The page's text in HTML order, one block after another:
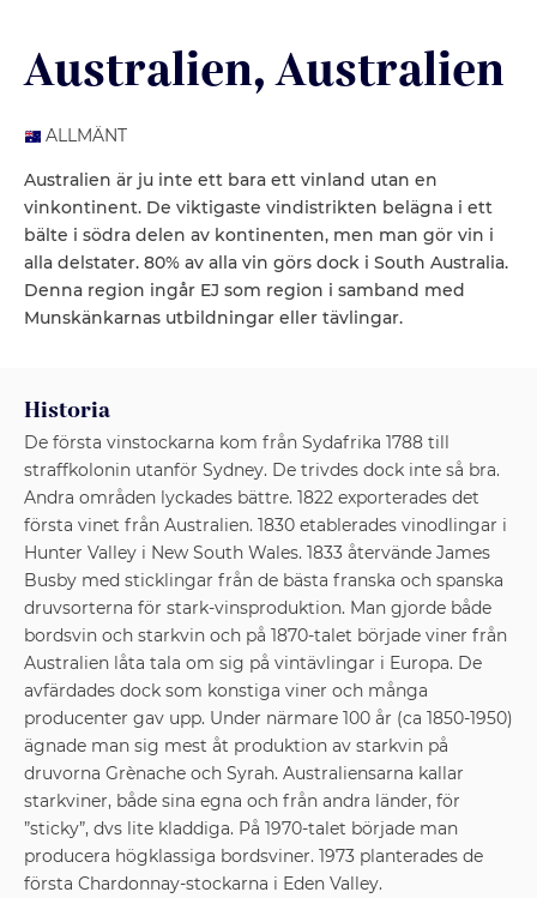
Australien, Australien
ALLMÄNT
Australien är ju inte ett bara ett vinland utan en
vinkontinent. De viktigaste vindistrikten belägna i ett
bälte i södra delen av kontinenten, men man gör vin i
alla delstater. 80% av alla vin görs dock i South Australia.
Denna region ingår EJ som region i samband med
Munskänkarnas utbildningar eller tävlingar.
Historia
De första vinstockarna kom från Sydafrika 1788 till
straffkolonin utanför Sydney. De trivdes dock inte så bra.
Andra områden lyckades bättre. 1822 exporterades det
första vinet från Australien. 1830 etablerades vinodlingar i
Hunter Valley i New South Wales. 1833 återvände James
Busby med sticklingar från de bästa franska och spanska
druvsorterna för stark-vinsproduktion. Man gjorde både
bordsvin och starkvin och på 1870-talet började viner från
Australien låta tala om sig på vintävlingar i Europa. De
avfärdades dock som konstiga viner och många
producenter gav upp. Under närmare 100 år (ca 1850-1950)
ägnade man sig mest åt produktion av starkvin på
druvorna Grènache och Syrah. Australiensarna kallar
starkviner, både sina egna och från andra länder, för
”sticky”, dvs lite kladdiga. På 1970-talet började man
producera högklassiga bordsviner. 1973 planterades de
första Chardonnay-stockarna i Eden Valley.